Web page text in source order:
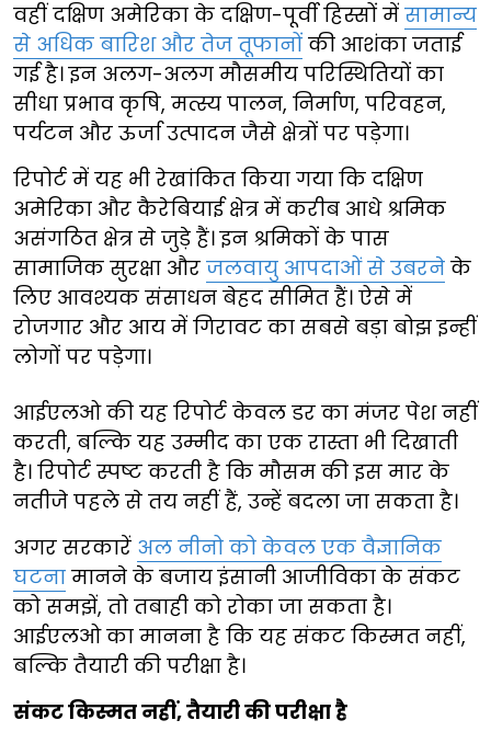
वहीं दक्षिण अमेरिका के दक्षिण-पूर्वी हिस्सों में सामान्य
से अधिक बारिश और तेज तूफानों की आशंका जताई
गई है। इन अलग-अलग मौसमीय परिस्थितियों का
सीधा प्रभाव कृषि, मत्स्य पालन, निर्माण, परिवहन,
पर्यटन और ऊर्जा उत्पादन जैसे क्षेत्रों पर पड़ेगा।
रिपोर्ट में यह भी रेखांकित किया गया कि दक्षिण
अमेरिका और कैरेबियाई क्षेत्र में करीब आधे श्रमिक
असंगठित क्षेत्र से जुड़े हैं। इन श्रमिकों के पास
सामाजिक सुरक्षा और जलवायु आपदाओं से उबरने के
लिए आवश्यक संसाधन बेहद सीमित हैं। ऐसे में
रोजगार और आय में गिरावट का सबसे बड़ा बोझ इन्हीं
लोगों पर पड़ेगा।
आईएलओ की यह रिपोर्ट केवल डर का मंजर पेश नहीं
करती, बल्कि यह उम्मीद का एक रास्ता भी दिखाती
है। रिपोर्ट स्पष्ट करती है कि मौसम की इस मार के
नतीजे पहले से तय नहीं हैं, उन्हें बदला जा सकता है।
अगर सरकारें अल नीनो को केवल एक वैज्ञानिक
घटना मानने के बजाय इंसानी आजीविका के संकट
को समझें, तो तबाही को रोका जा सकता है।
आईएलओ का मानना है कि यह संकट किस्मत नहीं,
बल्कि तैयारी की परीक्षा है।
संकट किस्मत नहीं, तैयारी की परीक्षा है